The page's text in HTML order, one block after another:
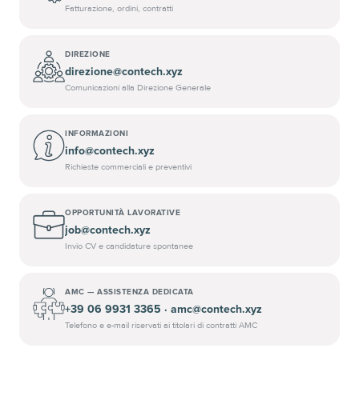
Fatturazione, ordini, contratti
DIREZIONE
direzione@contech.xyz
Comunicazioni alla Direzione Generale
INFORMAZIONI
info@contech.xyz
Richieste commerciali e preventivi
OPPORTUNITÀ LAVORATIVE
job@contech.xyz
Invio CV e candidature spontanee
AMC — ASSISTENZA DEDICATA
+39 06 9931 3365 · amc@contech.xyz
Telefono e e-mail riservati ai titolari di contratti AMC